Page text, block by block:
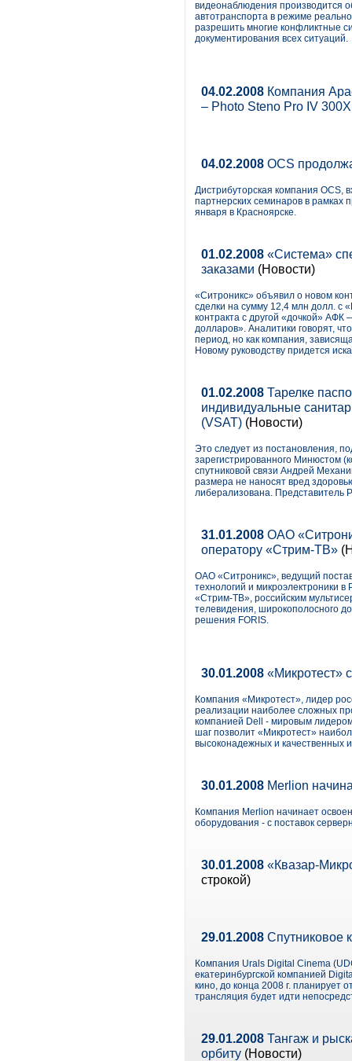
видеонаблюдения производится
автотранспорта в режиме
разрешить многие конфликтные
документирования всех ситуаций.
04.02.2008 Компания
– Photo Steno Pro IV
04.02.2008 OCS
Дистрибуторская компания OCS,
партнерских семинаров в рамках
января в Красноярске.
01.02.2008 «Система»
заказами (Новости)
«Ситроникс» объявил о новом
сделки на сумму 12,4 млн долл. с
контракта с другой «дочкой»
долларов». Аналитики говорят,
период, но как компания,
Новому руководству придется
01.02.2008 Тарелке
индивидуальные
(VSAT) (Новости)
Это следует из постановления,
зарегистрированного Минюстом
спутниковой связи Андрей
размера не наносят вред
либерализована. Представитель
31.01.2008 ОАО
оператору «Стрим-ТВ»
ОАО «Ситроникс», ведущий
технологий и микроэлектроники
«Стрим-ТВ», российским
телевидения, широкополосного
решения FORIS.
30.01.2008 «Микротест»
Компания «Микротест», лидер
реализации наиболее сложных
компанией Dell - мировым
шаг позволит «Микротест»
высоконадежных и качественных
30.01.2008 Merlion
Компания Merlion начинает
оборудования - с поставок
30.01.2008 «Квазар-
строкой)
29.01.2008 Спутниковое
Компания Urals Digital Cinema
екатеринбургской компанией
кино, до конца 2008 г. планирует
трансляция будет идти
29.01.2008 Тангаж и
орбиту (Новости)